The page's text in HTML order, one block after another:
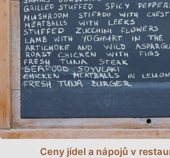
Ceny jídel a nápojů v